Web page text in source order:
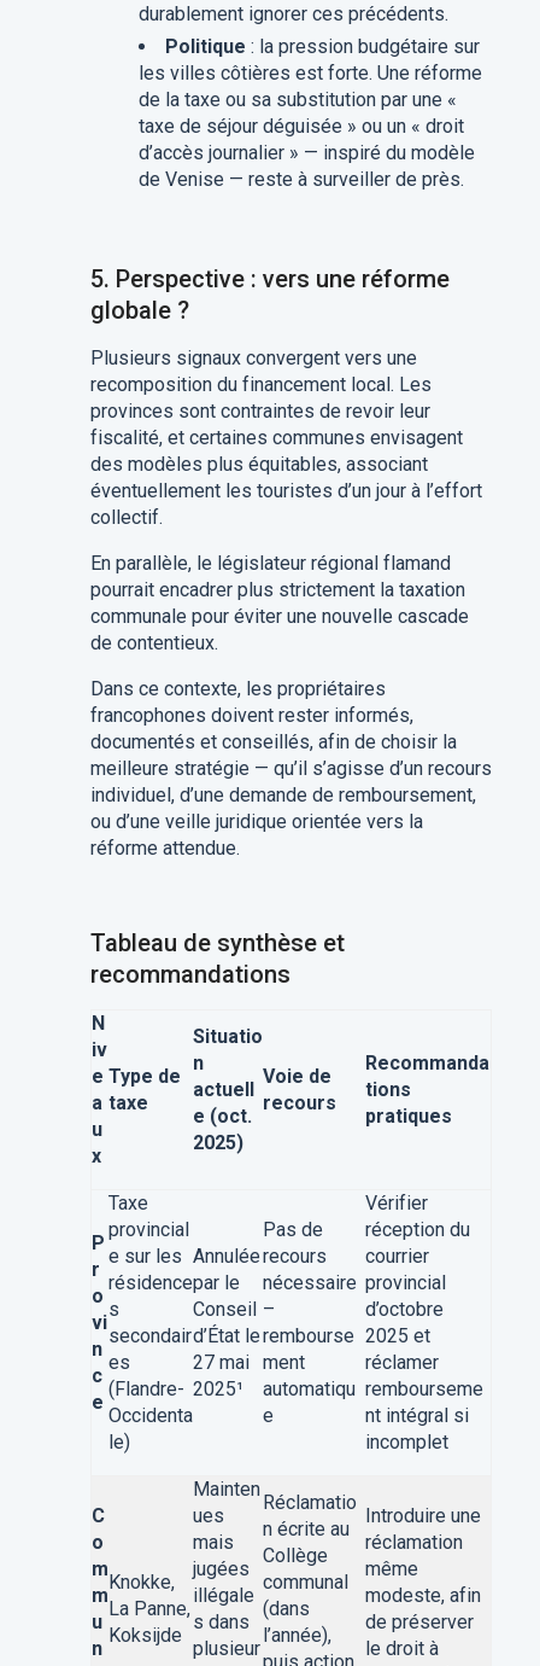
durablement ignorer ces précédents.
Politique : la pression budgétaire sur
les villes côtières est forte. Une réforme
de la taxe ou sa substitution par une «
taxe de séjour déguisée » ou un « droit
d’accès journalier » — inspiré du modèle
de Venise — reste à surveiller de près.
5. Perspective : vers une réforme
globale ?
Plusieurs signaux convergent vers une
recomposition du financement local. Les
provinces sont contraintes de revoir leur
fiscalité, et certaines communes envisagent
des modèles plus équitables, associant
éventuellement les touristes d’un jour à l’effort
collectif.
En parallèle, le législateur régional flamand
pourrait encadrer plus strictement la taxation
communale pour éviter une nouvelle cascade
de contentieux.
Dans ce contexte, les propriétaires
francophones doivent rester informés,
documentés et conseillés, afin de choisir la
meilleure stratégie — qu’il s’agisse d’un recours
individuel, d’une demande de remboursement,
ou d’une veille juridique orientée vers la
réforme attendue.
Tableau de synthèse et
recommandations
N
iv
e
a
u
x
Type de
taxe
Situatio
n
actuell
e (oct.
2025)
Voie de
recours
Recommanda
tions
pratiques
P
r
o
vi
n
c
e
Taxe
provincial
e sur les
résidence
s
secondair
es
(Flandre-
Occidenta
le)
Annulée
par le
Conseil
d’État le
27 mai
2025¹
Pas de
recours
nécessaire
–
rembourse
ment
automatiqu
e
Vérifier
réception du
courrier
provincial
d’octobre
2025 et
réclamer
rembourseme
nt intégral si
incomplet
C
o
m
m
u
n
Knokke,
La Panne,
Koksijde
Mainten
ues
mais
jugées
illégale
s dans
plusieur
Réclamatio
n écrite au
Collège
communal
(dans
l’année),
puis action
Introduire une
réclamation
même
modeste, afin
de préserver
le droit à